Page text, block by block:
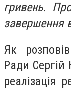
гривень.
завершення
Як
Ради
реалізація